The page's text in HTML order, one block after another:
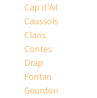
Cap d'Ail
Caussols
Clans
Contes
Drap
Fontan
Gourdon